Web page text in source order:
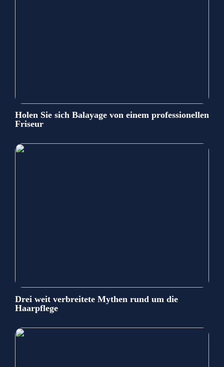
Holen Sie sich Balayage von einem professionellen
Friseur
Drei weit verbreitete Mythen rund um die
Haarpflege